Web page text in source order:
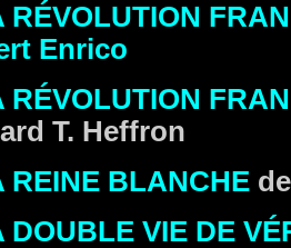
RÉVOLUTION
Enrico
RÉVOLUTION
T. Heffron
REINE BLANCHE
DOUBLE VIE DE